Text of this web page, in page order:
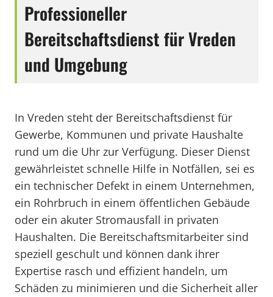
Professioneller
Bereitschaftsdienst für Vreden
und Umgebung
In Vreden steht der Bereitschaftsdienst für
Gewerbe, Kommunen und private Haushalte
rund um die Uhr zur Verfügung. Dieser Dienst
gewährleistet schnelle Hilfe in Notfällen, sei es
ein technischer Defekt in einem Unternehmen,
ein Rohrbruch in einem öffentlichen Gebäude
oder ein akuter Stromausfall in privaten
Haushalten. Die Bereitschaftsmitarbeiter sind
speziell geschult und können dank ihrer
Expertise rasch und effizient handeln, um
Schäden zu minimieren und die Sicherheit aller